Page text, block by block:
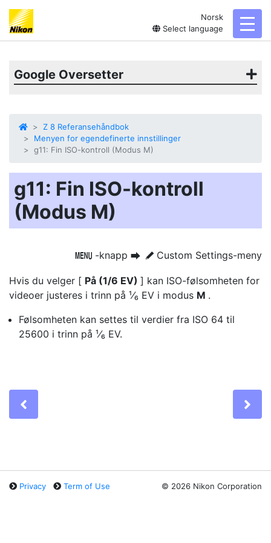
Norsk
Select language
Google Oversetter
Z 8 Referansehåndbok
Menyen for egendefinerte innstillinger
g11: Fin ISO-kontroll (Modus M)
g11: Fin ISO-kontroll
(Modus M)
G -knapp U A Custom Settings-meny
Hvis du velger [ På (1/6 EV) ] kan ISO-følsomheten for
videoer justeres i trinn på ¹⁄₆ EV i modus M .
Følsomheten kan settes til verdier fra ISO 64 til
25600 i trinn på ¹⁄₆ EV.
Privacy Term of Use © 2026 Nikon Corporation